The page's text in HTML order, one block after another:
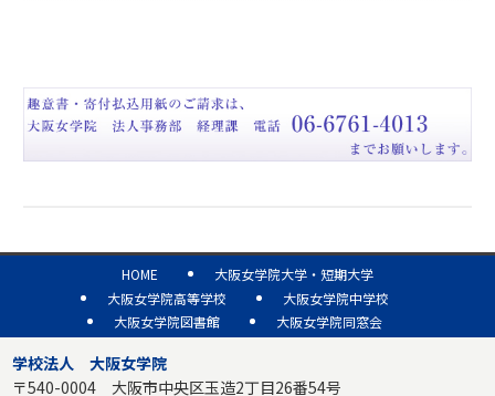
HOME
大阪女学院大学・短期大学
大阪女学院高等学校
大阪女学院中学校
大阪女学院図書館
大阪女学院同窓会
学校法人 大阪女学院
〒540-0004 大阪市中央区玉造2丁目26番54号